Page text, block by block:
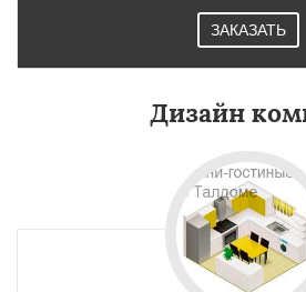
ЗАКАЗАТЬ
Дизайн